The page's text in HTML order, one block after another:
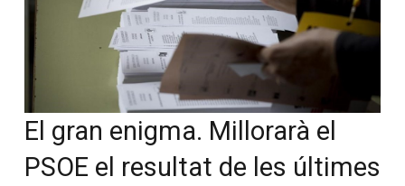
El gran enigma. Millorarà el
PSOE el resultat de les últimes